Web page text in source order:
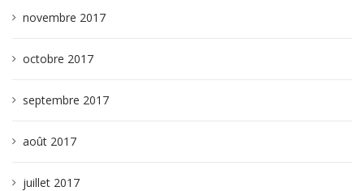
novembre 2017
octobre 2017
septembre 2017
août 2017
juillet 2017